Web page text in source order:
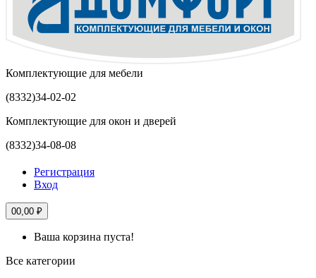
Комплектующие для мебели
(8332)34-02-02
Комплектующие для окон и дверей
(8332)34-08-08
Регистрация
Вход
00,00 ₽
Ваша корзина пуста!
Все категории